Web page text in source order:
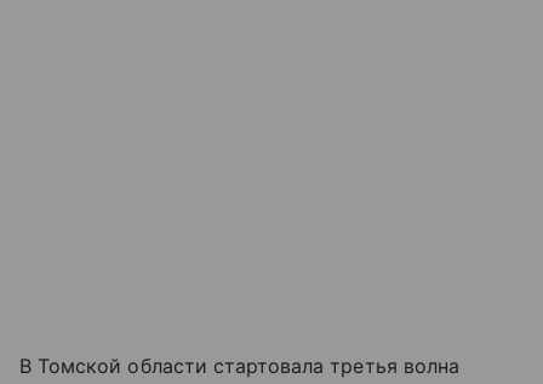
В Томской области стартовала третья волна